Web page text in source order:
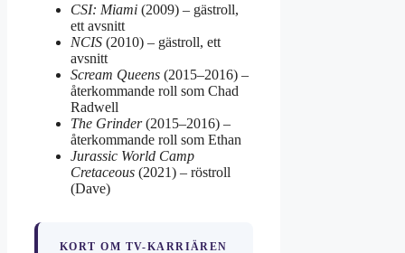
CSI: Miami (2009) – gästroll,
ett avsnitt
NCIS (2010) – gästroll, ett
avsnitt
Scream Queens (2015–2016) –
återkommande roll som Chad
Radwell
The Grinder(2015–2016) –
återkommande roll som Ethan
Jurassic World Camp
Cretaceous (2021) – röstroll
(Dave)
KORT OM TV-KARRIÄREN